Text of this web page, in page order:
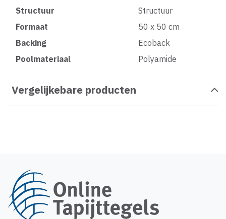
Structuur
Structuur
Formaat
50 x 50 cm
Backing
Ecoback
Poolmateriaal
Polyamide
Vergelijkebare producten